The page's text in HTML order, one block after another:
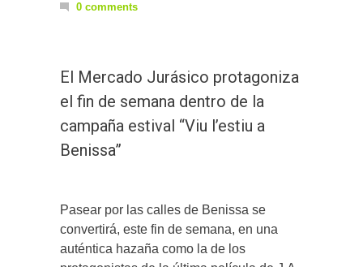
0 comments
El Mercado Jurásico protagoniza
el fin de semana dentro de la
campaña estival “Viu l’estiu a
Benissa”
Pasear por las calles de Benissa se
convertirá, este fin de semana, en una
auténtica hazaña como la de los